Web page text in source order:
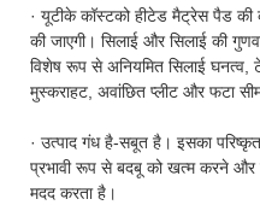
· यूटीके कॉस्टको हीटेड मैट्रेस पैड की
की जाएगी। सिलाई और सिलाई की
विशेष रूप से अनियमित सिलाई
मुस्कराहट, अवांछित प्लीट और फटा
· उत्पाद गंध है-सबूत है। इसका
प्रभावी रूप से बदबू को खत्म करने और
मदद करता है।